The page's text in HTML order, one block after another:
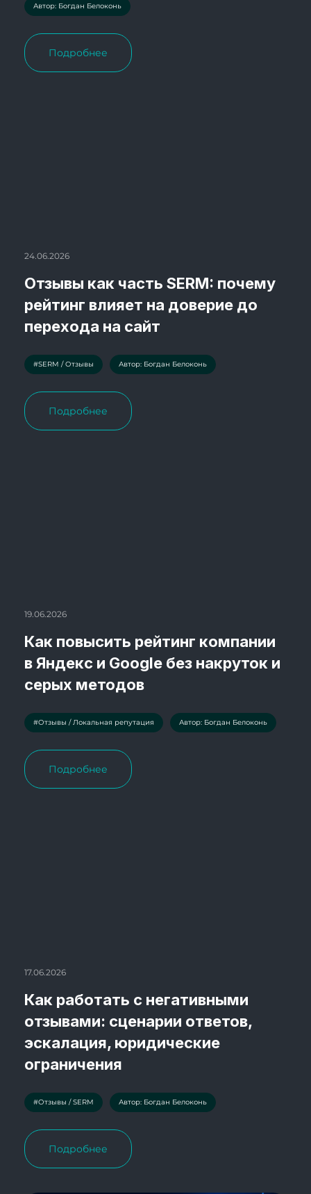
Автор: Богдан Белоконь
Подробнее
24.06.2026
Отзывы как часть SERM: почему
рейтинг влияет на доверие до
перехода на сайт
#SERM / Отзывы Автор: Богдан Белоконь
Подробнее
19.06.2026
Как повысить рейтинг компании
в Яндекс и Google без накруток и
серых методов
#Отзывы / Локальная репутация Автор: Богдан Белоконь
Подробнее
17.06.2026
Как работать с негативными
отзывами: сценарии ответов,
эскалация, юридические
ограничения
#Отзывы / SERM Автор: Богдан Белоконь
Подробнее